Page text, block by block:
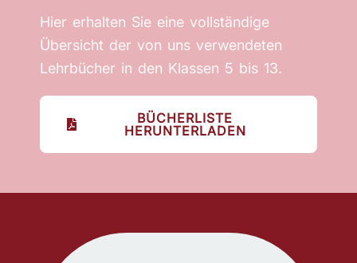
Hier erhalten Sie eine vollständige
Übersicht der von uns verwendeten
Lehrbücher in den Klassen 5 bis 13.
BÜCHERLISTE
HERUNTERLADEN